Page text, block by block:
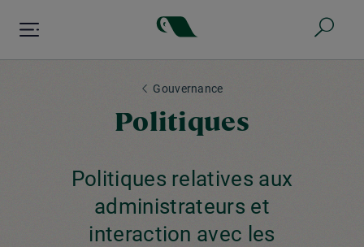
Gouvernance
Politiques
Politiques relatives aux
administrateurs et
interaction avec les